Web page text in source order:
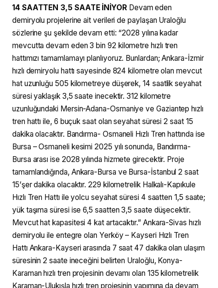
14 SAATTEN 3,5 SAATE İNİYORDevam eden
demiryolu projelerine ait verileri de paylaşan Uraloğlu
sözlerine şu şekilde devam etti: “2028 yılına kadar
mevcutta devam eden 3 bin 92 kilometre hızlı tren
hattımızı tamamlamayı planlıyoruz. Bunlardan; Ankara-İzmir
hızlı demiryolu hattı sayesinde 824 kilometre olan mevcut
hat uzunluğu 505 kilometreye düşerek, 14 saatlik seyahat
süresi yaklaşık 3,5 saate inecektir. 312 kilometre
uzunluğundaki Mersin-Adana-Osmaniye ve Gaziantep hızlı
tren hattı ile, 6 buçuk saat olan seyahat süresi 2 saat 15
dakika olacaktır. Bandırma- Osmaneli Hızlı Tren hattında ise
Bursa – Osmaneli kesimi 2025 yılı sonunda, Bandırma-
Bursa arası ise 2028 yılında hizmete girecektir. Proje
tamamlandığında, Ankara-Bursa ve Bursa-İstanbul 2 saat
15’şer dakika olacaktır. 229 kilometrelik Halkalı-Kapıkule
Hızlı Tren Hattı ile yolcu seyahat süresi 4 saatten 1,5 saate;
yük taşıma süresi ise 6,5 saatten 3,5 saate düşecektir.
Mevcut hat kapasitesi 4 kat artacaktır.” Ankara-Sivas hızlı
demiryolu ile entegre olan Yerköy – Kayseri Hızlı Tren
Hattı Ankara-Kayseri arasında 7 saat 47 dakika olan ulaşım
süresinin 2 saate ineceğini belirten Uraloğlu, Konya-
Karaman hızlı tren projesinin devamı olan 135 kilometrelik
Karaman-Ulukışla hızlı tren projesinin yapımına da devam